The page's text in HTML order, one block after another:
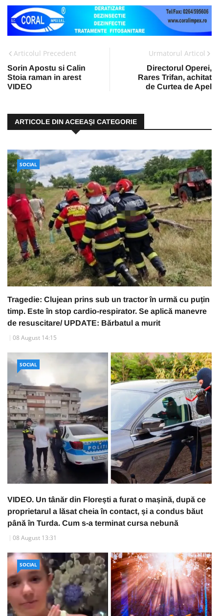
Articolul Precedent
Sorin Apostu si Calin
Stoia raman in arest
VIDEO
Urmatorul Articol
Directorul Operei,
Rares Trifan, achitat
de Curtea de Apel
ARTICOLE DIN ACEEAŞI CATEGORIE
SOCIAL
Tragedie: Clujean prins sub un tractor în urmă cu puțin
timp. Este în stop cardio-respirator. Se aplică manevre
de resuscitare/ UPDATE: Bărbatul a murit
08 August 14:15
SOCIAL
VIDEO. Un tânăr din Florești a furat o mașină, după ce
proprietarul a lăsat cheia în contact, și a condus băut
până în Turda. Cum s-a terminat cursa nebună
08 August 13:31
SOCIAL